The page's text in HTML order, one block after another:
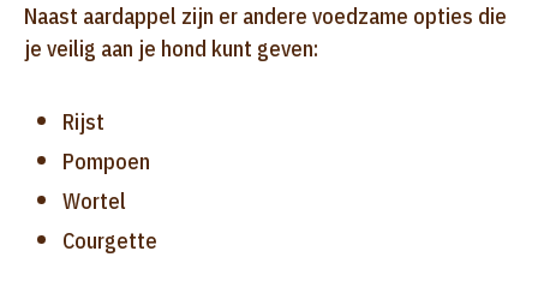
Naast aardappel zijn er andere voedzame opties die
je veilig aan je hond kunt geven:
Rijst
Pompoen
Wortel
Courgette